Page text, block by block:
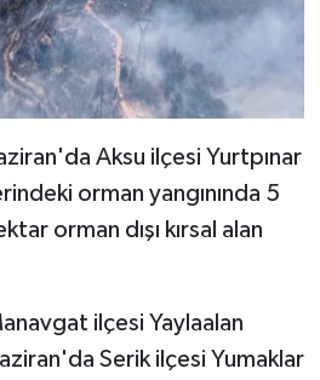
Aksu ilçesi Yurtpınar
orman yangınında 5
orman dışı kırsal alan
ilçesi Yaylaalan
Serik ilçesi Yumaklar